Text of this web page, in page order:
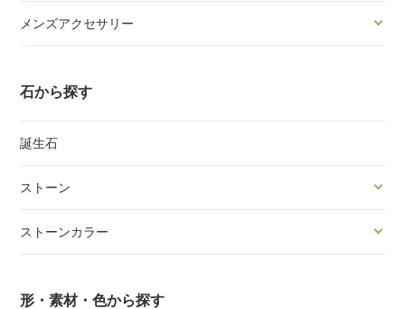
メンズアクセサリー
石から探す
誕生石
ストーン
ストーンカラー
形・素材・色から探す